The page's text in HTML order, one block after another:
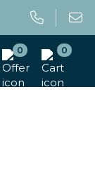
0 0